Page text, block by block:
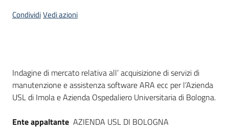
CondividiVedi azioni
Dati del bando
Indagine di mercato relativa all’ acquisizione di servizi di
manutenzione e assistenza software ARA ecc per l’Azienda
USL di Imola e Azienda Ospedaliero Universitaria di Bologna.
Ente appaltante AZIENDA USL DI BOLOGNA